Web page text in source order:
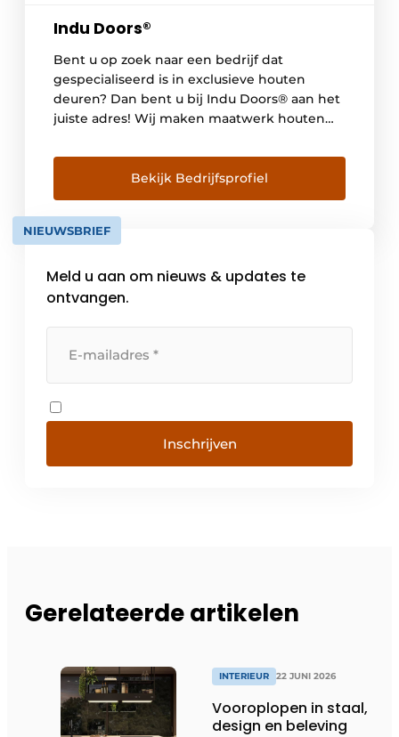
Indu Doors®
Bent u op zoek naar een bedrijf dat
gespecialiseerd is in exclusieve houten
deuren? Dan bent u bij Indu Doors® aan het
juiste adres! Wij maken maatwerk houten
klant. Of het nu gaat om taats-, scharnier- of
schuifdeuren met ranke, verfijnde
detaillering – alles is mogelijk, zodat elke
deur […]
Bekijk Bedrijfsprofiel
NIEUWSBRIEF
Meld u aan om nieuws & updates te
ontvangen.
Inschrijven
Gerelateerde artikelen
INTERIEUR 22 JUNI 2026
Vooroplopen in staal,
design en beleving